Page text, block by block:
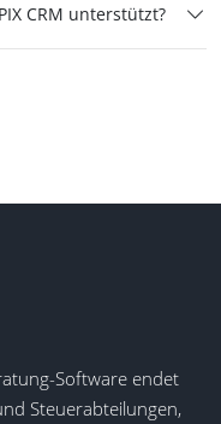
CRM unterstützt?
Software endet
Steuerabteilungen,